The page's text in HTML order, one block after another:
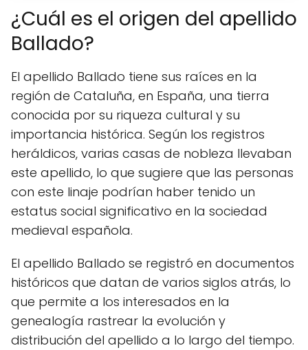
¿Cuál es el origen del apellido
Ballado?
El apellido Ballado tiene sus raíces en la
región de Cataluña, en España, una tierra
conocida por su riqueza cultural y su
importancia histórica. Según los registros
heráldicos, varias casas de nobleza llevaban
este apellido, lo que sugiere que las personas
con este linaje podrían haber tenido un
estatus social significativo en la sociedad
medieval española.
El apellido Ballado se registró en documentos
históricos que datan de varios siglos atrás, lo
que permite a los interesados en la
genealogía rastrear la evolución y
distribución del apellido a lo largo del tiempo.